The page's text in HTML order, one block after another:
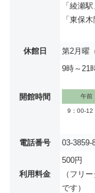
「綾瀬
「東保
休館日 第2月曜
開館時間
9時～21
午前
9：00-12
電話番号 03-3859-
利用料金
500円
（フリ
です）